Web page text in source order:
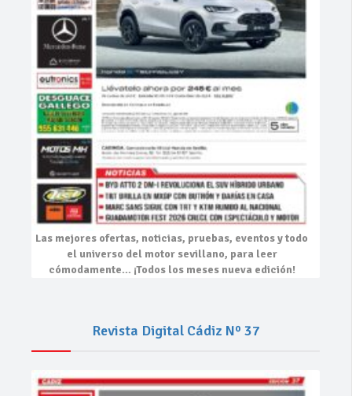
Las mejores ofertas, noticias, pruebas, eventosy todo
el universo del motor sevillano, para leer
cómodamente… ¡Todos los meses nueva edición!
Revista Digital Cádiz Nº 37